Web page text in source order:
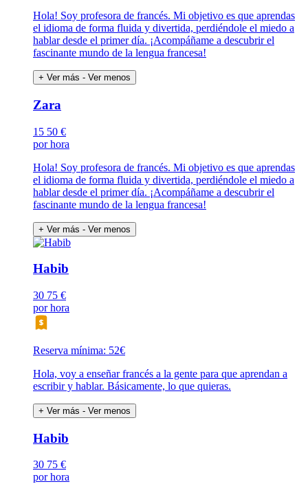
Hola! Soy profesora de francés. Mi objetivo es que aprendas
el idioma de forma fluida y divertida, perdiéndole el miedo a
hablar desde el primer día. ¡Acompáñame a descubrir el
fascinante mundo de la lengua francesa!
+ Ver más - Ver menos
Zara
15 50 €
por hora
Hola! Soy profesora de francés. Mi objetivo es que aprendas
el idioma de forma fluida y divertida, perdiéndole el miedo a
hablar desde el primer día. ¡Acompáñame a descubrir el
fascinante mundo de la lengua francesa!
+ Ver más - Ver menos
Habib
30 75 €
por hora
Reserva mínima: 52€
Hola, voy a enseñar francés a la gente para que aprendan a
escribir y hablar. Básicamente, lo que quieras.
+ Ver más - Ver menos
Habib
30 75 €
por hora